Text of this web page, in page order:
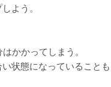
よう。
かかってしまう。
状態になっていることも